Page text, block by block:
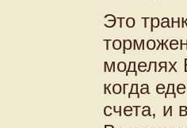
Это
моделях
когда
счета, и